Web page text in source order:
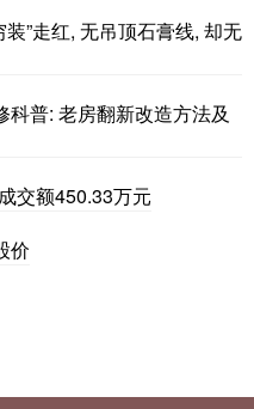
”走红, 无吊顶石膏线, 却无
普: 老房翻新改造方法及
交额450.33万元
价